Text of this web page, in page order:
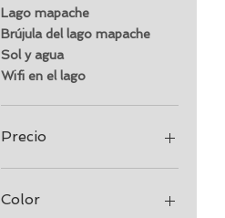
Lago mapache
Brújula del lago mapache
Sol y agua
Wifi en el lago
Precio
20 US$
Color